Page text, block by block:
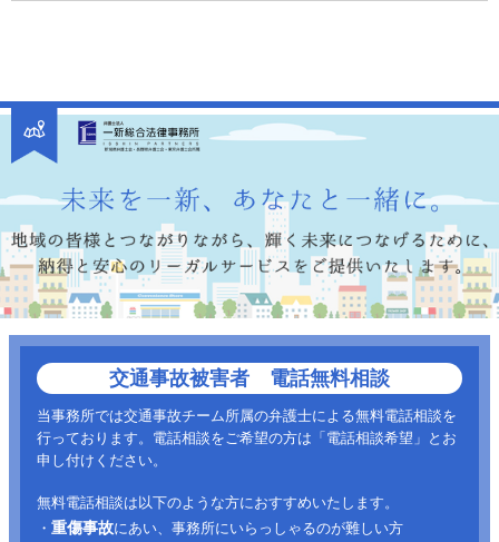
交通事故被害者 電話無料相談
当事務所では交通事故チーム所属の弁護士による無料電話相談を
行っております。電話相談をご希望の方は「電話相談希望」とお
申し付けください。
無料電話相談は以下のような方におすすめいたします。
・ 重傷事故にあい、事務所にいらっしゃるのが難しい方